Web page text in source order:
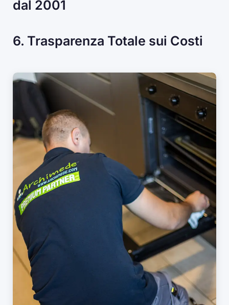
dal 2001
6. Trasparenza Totale sui Costi